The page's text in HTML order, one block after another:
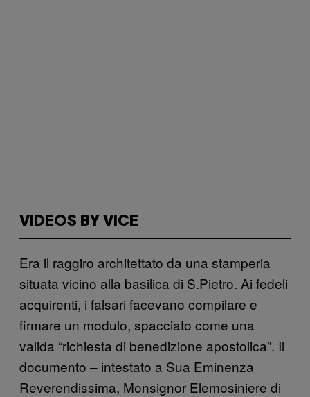
VIDEOS BY VICE
Era il raggiro architettato da una stamperia
situata vicino alla basilica di S.Pietro. Ai fedeli
acquirenti, i falsari facevano compilare e
firmare un modulo, spacciato come una
valida “richiesta di benedizione apostolica”. Il
documento – intestato a Sua Eminenza
Reverendissima, Monsignor Elemosiniere di